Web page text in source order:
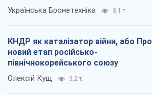
Українська Бронетехніка 3,1 т.
КНДР як каталізатор війни, або Про
новий етап російсько-
північнокорейського союзу
Олексій Кущ 3,2 т.